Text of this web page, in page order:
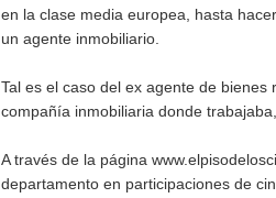
en la clase media europea, hasta
un agente inmobiliario.
Tal es el caso del ex agente de
compañía inmobiliaria donde
A través de la página
departamento en participaciones de